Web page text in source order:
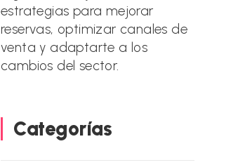
estrategias para mejorar
reservas, optimizar canales de
venta y adaptarte a los
cambios del sector.
Categorías